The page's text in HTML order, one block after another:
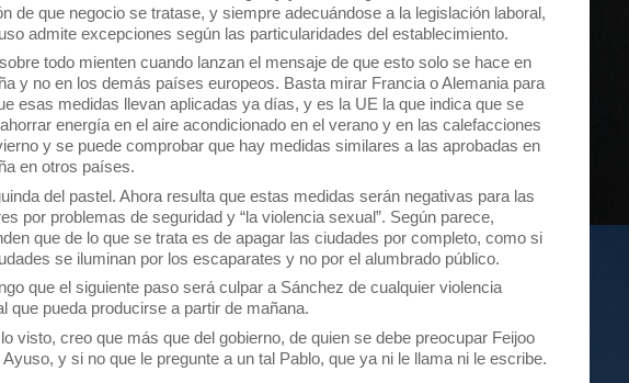
de que negocio se tratase, y siempre adecuándose a la legislación laboral,
admite excepciones según las particularidades del establecimiento.
todo mienten cuando lanzan el mensaje de que esto solo se hace en
y no en los demás países europeos. Basta mirar Francia o Alemania para
esas medidas llevan aplicadas ya días, y es la UE la que indica que se
energía en el aire acondicionado en el verano y en las calefacciones
y se puede comprobar que hay medidas similares a las aprobadas en
en otros países.
del pastel. Ahora resulta que estas medidas serán negativas para las
por problemas de seguridad y “la violencia sexual”. Según parece,
que de lo que se trata es de apagar las ciudades por completo, como si
se iluminan por los escaparates y no por el alumbrado público.
que el siguiente paso será culpar a Sánchez de cualquier violencia
que pueda producirse a partir de mañana.
visto, creo que más que del gobierno, de quien se debe preocupar Feijoo
Ayuso, y si no que le pregunte a un tal Pablo, que ya ni le llama ni le escribe.